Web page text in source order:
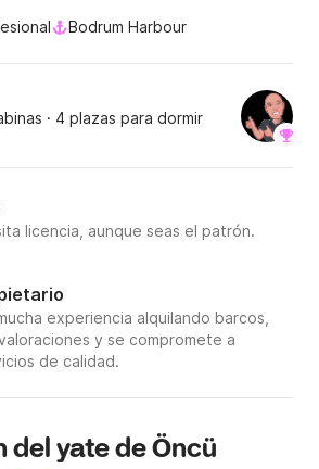
Bodrum Harbour
· 4 plazas para dormir
licencia, aunque seas el patrón.
experiencia alquilando barcos,
y se compromete a
de calidad.
del yate de Öncü